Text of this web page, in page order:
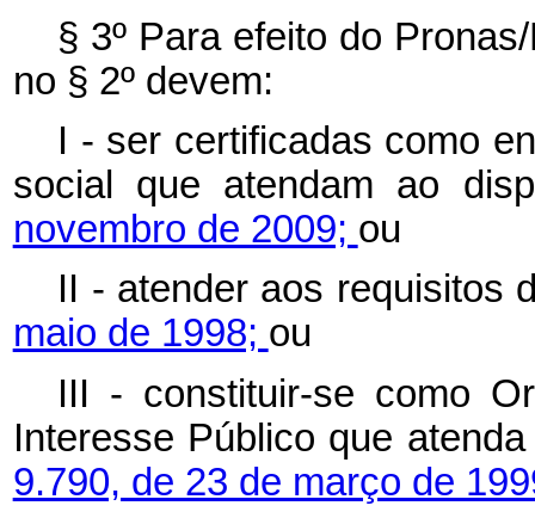
§ 3º Para efeito do
no § 2º devem:
I - ser certificadas como
social que atendam ao
novembro de 2009; ou
II - atender aos requisitos
maio de 1998; ou
III - constituir-se como
Interesse Público que
9.790, de 23 de março de